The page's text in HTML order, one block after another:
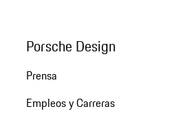
Porsche Design
Prensa
Empleos y Carreras